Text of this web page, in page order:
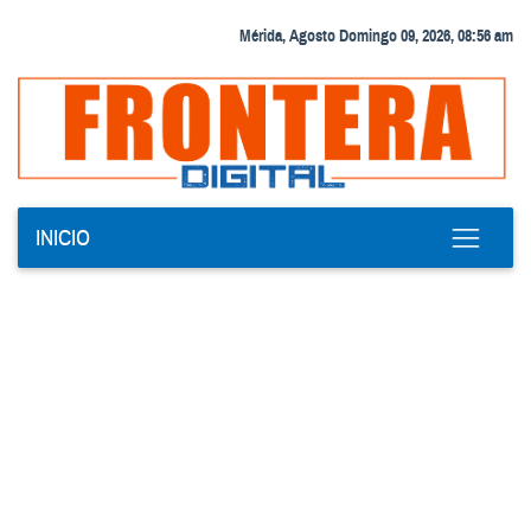
Mérida, Agosto Domingo 09, 2026, 08:56 am
INICIO